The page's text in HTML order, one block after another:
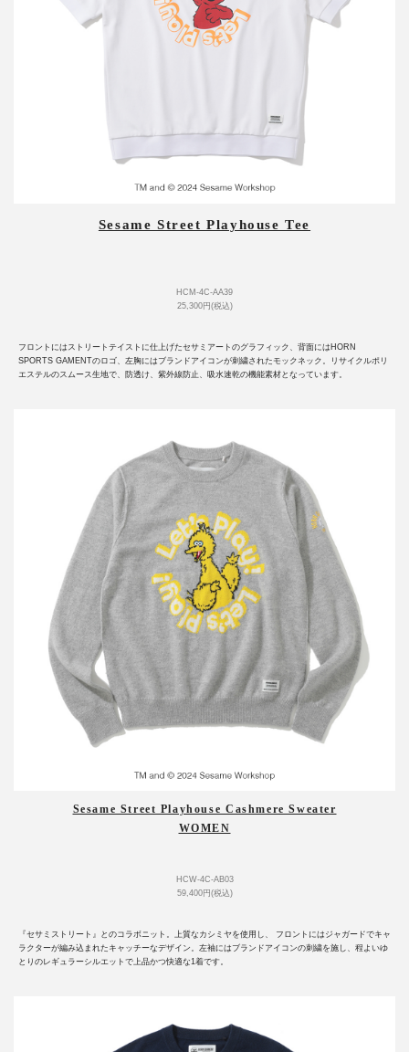
Sesame Street Playhouse Tee
HCM-4C-AA39
25,300円(税込)
フロントにはストリートテイストに仕上げたセサミアートのグラフィック、背面にはHORN
SPORTS GAMENTのロゴ、左胸にはブランドアイコンが刺繍されたモックネック。リサイクルポリ
エステルのスムース生地で、防透け、紫外線防止、吸水速乾の機能素材となっています。
Sesame Street Playhouse Cashmere Sweater
WOMEN
HCW-4C-AB03
59,400円(税込)
『セサミストリート』とのコラボニット。上質なカシミヤを使用し、 フロントにはジャガードでキャ
ラクターが編み込まれたキャッチーなデザイン。左袖にはブランドアイコンの刺繍を施し、程よいゆ
とりのレギュラーシルエットで上品かつ快適な1着です。